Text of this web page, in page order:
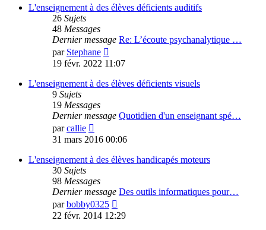
message
L'enseignement à des élèves déficients auditifs
26 Sujets
48 Messages
Dernier message Re: L’écoute psychanalytique …
par Stephane
le
message
19 févr. 2022 11:07
L'enseignement à des élèves déficients visuels
9 Sujets
19 Messages
Dernier message Quotidien d'un enseignant spé…
parcallie
le
message
31 mars 2016 00:06
L'enseignement à des élèves handicapés moteurs
30 Sujets
98 Messages
Dernier message Des outils informatiques pour…
parbobby0325
le
22 févr. 2014 12:29